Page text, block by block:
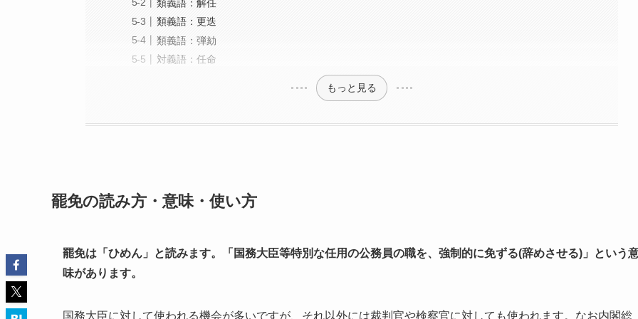
類義語：解任
類義語：更迭
類義語：弾劾
対義語：任命
もっと見る
罷免の読み方・意味・使い方
罷免は「ひめん」と読みます。「国務大臣等特別な任用の公務員の職を、強制的に免ずる(辞めさせる)」という
味があります。
国務大臣に対して使われる機会が多いですが、それ以外には裁判官や検察官に対しても使われます。なお内閣総